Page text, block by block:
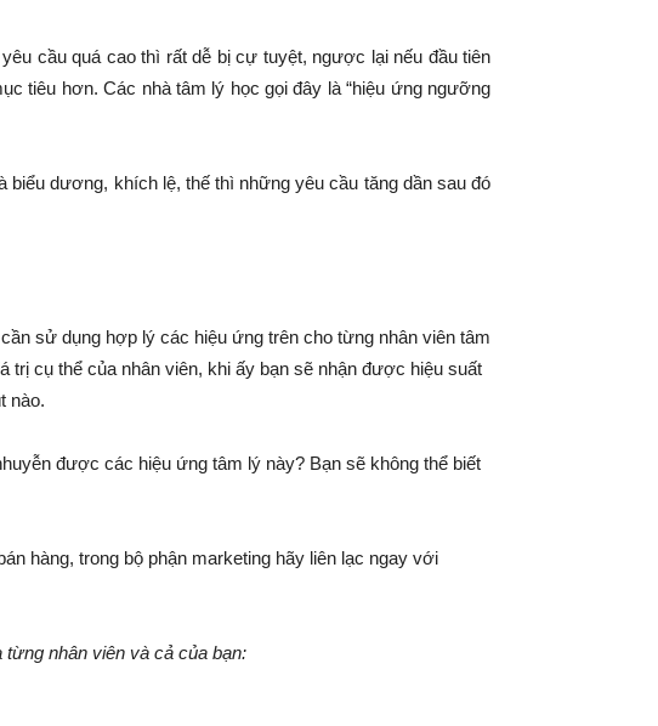
cầu quá cao thì rất dễ bị cự tuyệt, ngược lại nếu đầu tiên
tiêu hơn. Các nhà tâm lý học gọi đây là “hiệu ứng ngưỡng
biểu dương, khích lệ, thế thì những yêu cầu tăng dần sau đó
sử dụng hợp lý các hiệu ứng trên cho từng nhân viên tâm
cụ thể của nhân viên, khi ấy bạn sẽ nhận được hiệu suất
nào.
được các hiệu ứng tâm lý này? Bạn sẽ không thể biết
hàng, trong bộ phận marketing hãy liên lạc ngay với
nhân viên và cả của bạn: